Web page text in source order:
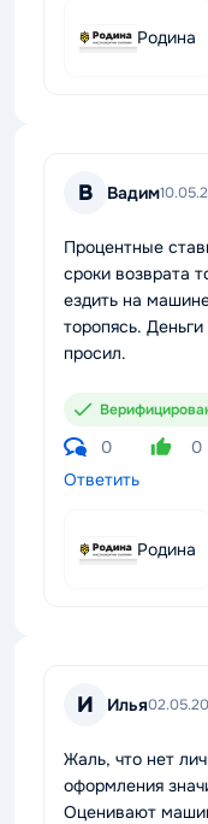
Родина
В Вадим
Процентные
сроки возврата
ездить на
торопясь.
просил.
0 0
Ответить
Родина
И Илья
Жаль, что нет
оформления
Оценивают